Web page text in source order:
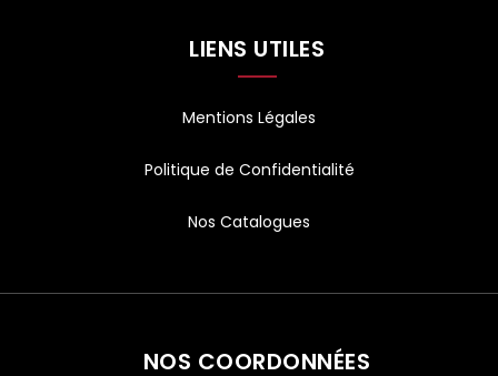
LIENS UTILES
Mentions Légales
Politique de Confidentialité
Nos Catalogues
NOS COORDONNÉES